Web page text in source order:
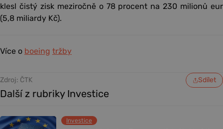
klesl čistý zisk meziročně o 78 procent na 230 milionů eur
(5,8 miliardy Kč).
Více o boeing tržby
Zdroj: ČTK Sdílet
Další z rubriky Investice
Investice